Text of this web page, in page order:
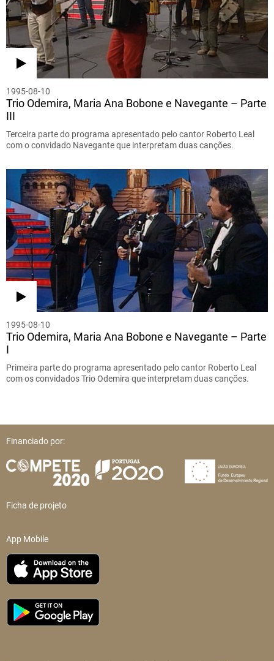
1995-08-10
Trio Odemira, Maria Ana Bobone e Navegante – Parte
III
Terceira parte do programa apresentado pelo cantor Roberto Leal
com o convidado Navegante que interpretam duas canções.
1995-08-10
Trio Odemira, Maria Ana Bobone e Navegante – Parte
I
Primeira parte do programa apresentado pelo cantor Roberto Leal
com os convidados Trio Odemira que interpretam duas canções.
Financiado por:
Ficha de projeto
App Mobile